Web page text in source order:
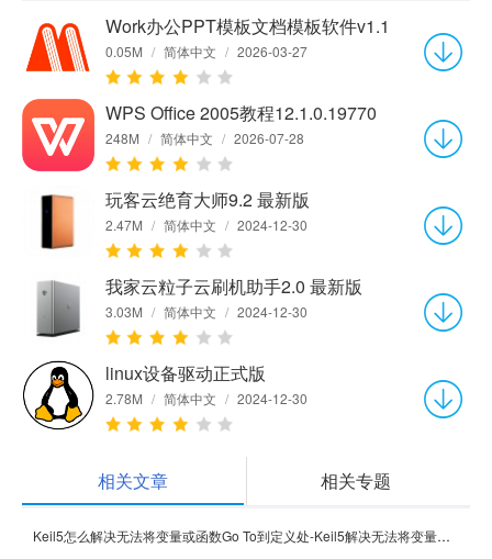
Work办公PPT模板文档模板软件v1.1
0.05M / 简体中文 / 2026-03-27
WPS Office 2005教程12.1.0.19770
248M / 简体中文 / 2026-07-28
玩客云绝育大师9.2 最新版
2.47M / 简体中文 / 2024-12-30
我家云粒子云刷机助手2.0 最新版
3.03M / 简体中文 / 2024-12-30
linux设备驱动正式版
2.78M / 简体中文 / 2024-12-30
相关文章 相关专题
Keil5怎么解决无法将变量或函数Go To到定义处-Keil5解决无法将变量或函数Go To到定义处的方法